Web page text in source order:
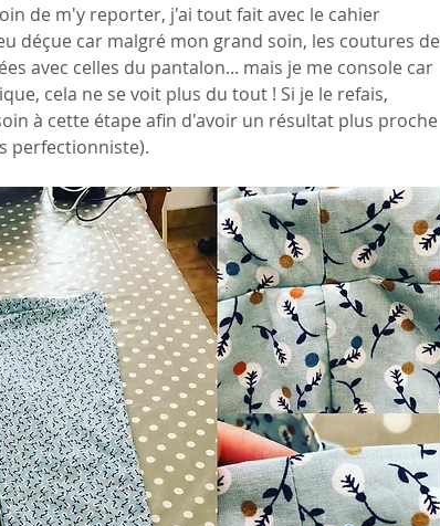
de m'y reporter, j'ai tout fait avec le cahier
déçue car malgré mon grand soin, les coutures de
avec celles du pantalon... mais je me console car
cela ne se voit plus du tout ! Si je le refais,
à cette étape afin d'avoir un résultat plus proche
perfectionniste).